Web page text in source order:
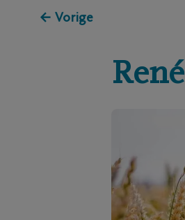
← Vorige
René